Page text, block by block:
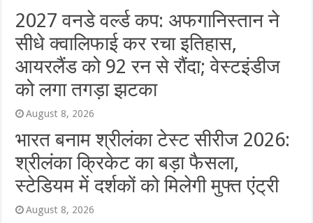
2027 वनडे वर्ल्ड कप: अफगानिस्तान ने
सीधे क्वालिफाई कर रचा इतिहास,
आयरलैंड को 92 रन से रौंदा; वेस्टइंडीज
को लगा तगड़ा झटका
August 8, 2026
भारत बनाम श्रीलंका टेस्ट सीरीज 2026:
श्रीलंका क्रिकेट का बड़ा फैसला,
स्टेडियम में दर्शकों को मिलेगी मुफ्त एंट्री
August 8, 2026